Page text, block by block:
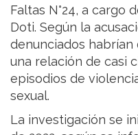
Faltas N°24, a cargo
Doti. Según la
denunciados
una relación de casi
episodios de
sexual.
La investigación se